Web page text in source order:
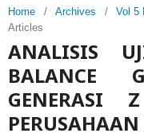
Home / Archives / Vol 5
Articles
ANALISIS
BALANCE
GENERASI